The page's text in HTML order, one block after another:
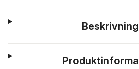
Beskrivning